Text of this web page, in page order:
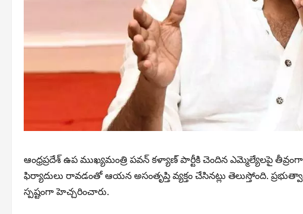
ఆంధ్రప్రదేశ్ ఉప ముఖ్యమంత్రి పవన్ కళ్యాణ్ పార్టీకి చెందిన ఎమ్మెల్యేలపై
ఫిర్యాదులు రావడంతో ఆయన అసంతృప్తి వ్యక్తం చేసినట్లు తెలుస్తోంది.
స్పష్టంగా హెచ్చరించారు.